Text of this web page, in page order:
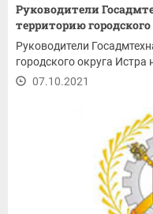
Руководители
территорию
Руководители
городского округа Истра
07.10.2021